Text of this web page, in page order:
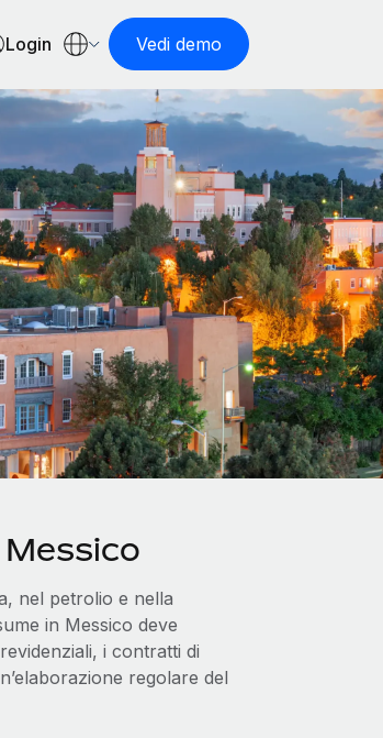
Login Vedi demo
nel petrolio e nella
in Messico deve
i contratti di
regolare del